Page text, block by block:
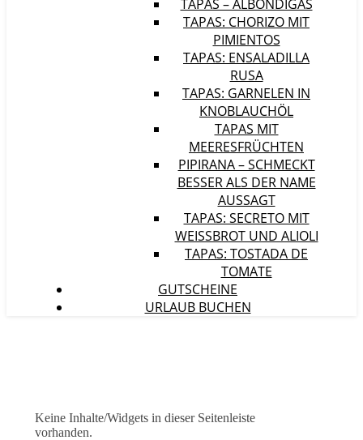
TAPAS – ALBÓNDIGAS
TAPAS: CHORIZO MIT
PIMIENTOS
TAPAS: ENSALADILLA
RUSA
TAPAS: GARNELEN IN
KNOBLAUCHÖL
TAPAS MIT
MEERESFRÜCHTEN
PIPIRANA – SCHMECKT
BESSER ALS DER NAME
AUSSAGT
TAPAS: SECRETO MIT
WEISSBROT UND ALIOLI
TAPAS: TOSTADA DE
TOMATE
GUTSCHEINE
URLAUB BUCHEN
Keine Inhalte/Widgets in dieser Seitenleiste
vorhanden.